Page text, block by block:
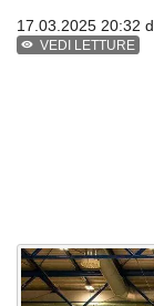
17.03.2025 20:32
VEDI LETTURE